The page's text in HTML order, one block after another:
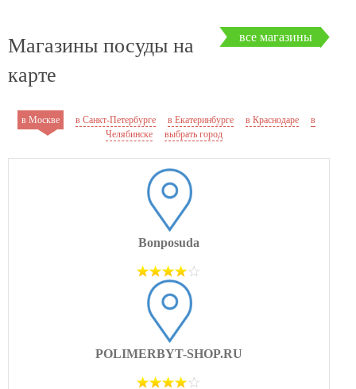
все магазины
Магазины посуды на
карте
в Москве в Санкт-Петербурге в Екатеринбурге в Краснодаре
в
Челябинске
выбрать город
Bonposuda
POLIMERBYT-SHOP.RU